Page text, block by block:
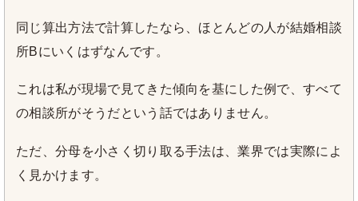
同じ算出方法で計算したなら、ほとんどの人が結婚相談
所Bにいくはずなんです。
これは私が現場で見てきた傾向を基にした例で、すべて
の相談所がそうだという話ではありません。
ただ、分母を小さく切り取る手法は、業界では実際によ
く見かけます。